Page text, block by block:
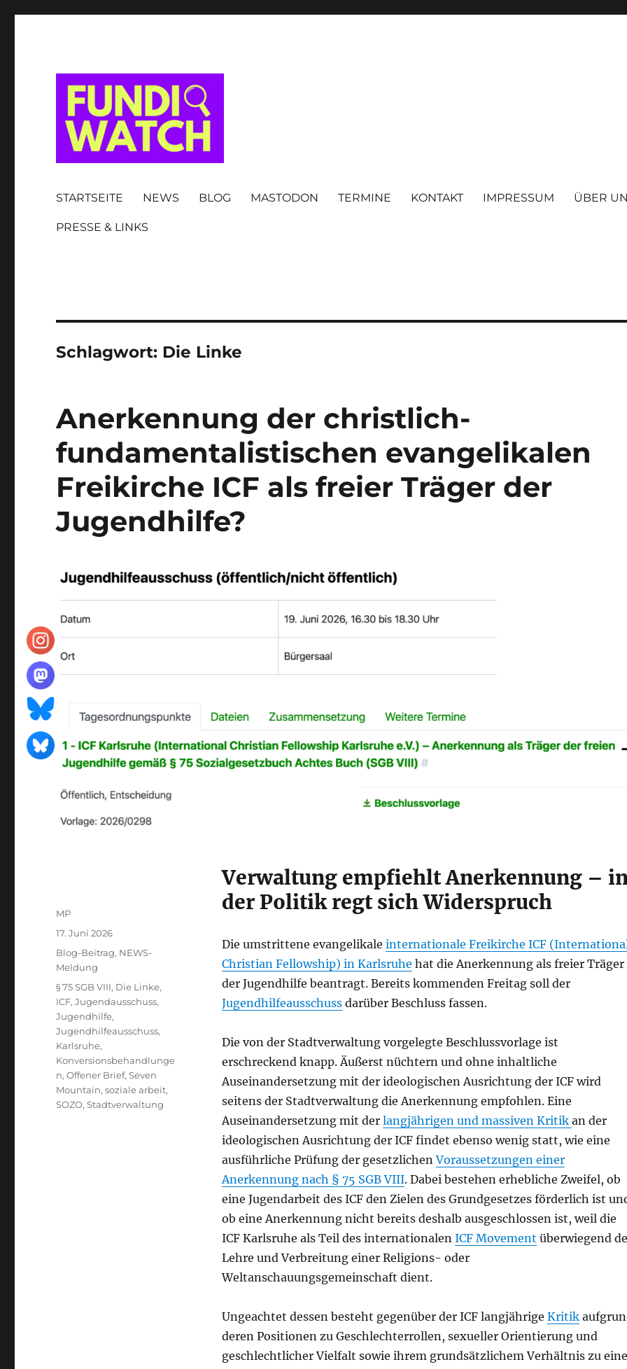
STARTSEITE NEWS BLOG MASTODON TERMINE KONTAKT IMPRESSUM ÜBER
PRESSE & LINKS
Schlagwort: Die Linke
Anerkennung der christlich-
fundamentalistischen evangelikalen
Freikirche ICF als freier Träger der
Jugendhilfe?
Verwaltung empfiehlt Anerkennung –
der Politik regt sich Widerspruch
Die umstrittene evangelikale internationale Freikirche ICF
Christian Fellowship) in Karlsruhe hat die Anerkennung als freier Träger
der Jugendhilfe beantragt. Bereits kommenden Freitag soll der
Jugendhilfeausschussdarüber Beschluss fassen.
Die von der Stadtverwaltung vorgelegte Beschlussvorlage ist
erschreckend knapp. Äußerst nüchtern und ohne inhaltliche
Auseinandersetzung mit der ideologischen Ausrichtung der ICF wird
seitens der Stadtverwaltung die Anerkennung empfohlen. Eine
Auseinandersetzung mit der langjährigen und massiven Kritik an der
ideologischen Ausrichtung der ICF findet ebenso wenig statt, wie eine
ausführliche Prüfung der gesetzlichenVoraussetzungen einer
Anerkennung nach § 75 SGB VIII. Dabei bestehen erhebliche Zweifel, ob
eine Jugendarbeit des ICF den Zielen des Grundgesetzes förderlich ist
ob eine Anerkennung nicht bereits deshalb ausgeschlossen ist, weil die
ICF Karlsruhe als Teil des internationalen ICF Movement überwiegend
Lehre und Verbreitung einer Religions- oder
Weltanschauungsgemeinschaft dient.
Ungeachtet dessen besteht gegenüber der ICF langjährige Kritik
deren Positionen zu Geschlechterrollen, sexueller Orientierung und
geschlechtlicher Vielfalt sowie ihrem grundsätzlichem Verhältnis zu
Autor
MP
Veröffentlicht
am
17. Juni 2026
Kategorien
Blog-Beitrag, NEWS-
Meldung
Schlagwörter
§ 75 SGB VIII, Die Linke,
ICF,Jugendausschuss,
Jugendhilfe,
Jugendhilfeausschuss,
Karlsruhe,
Konversionsbehandlunge
n,Offener Brief,Seven
Mountain,soziale arbeit,
SOZO,Stadtverwaltung